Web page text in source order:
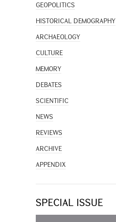
GEOPOLITICS
HISTORICAL DEMOGRAPHY
ARCHAEOLOGY
CULTURE
MEMORY
DEBATES
SCIENTIFIC
NEWS
REVIEWS
ARCHIVE
APPENDIX
SPECIAL ISSUE